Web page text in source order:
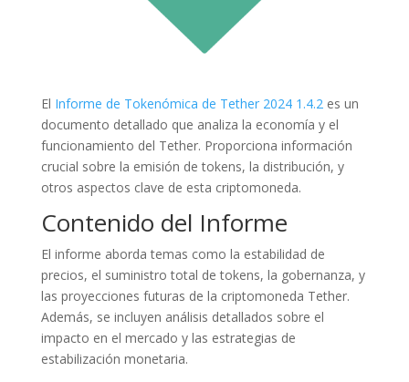
El Informe de Tokenómica de Tether 2024 1.4.2 es un
documento detallado que analiza la economía y el
funcionamiento del Tether. Proporciona información
crucial sobre la emisión de tokens, la distribución, y
otros aspectos clave de esta criptomoneda.
Contenido del Informe
El informe aborda temas como la estabilidad de
precios, el suministro total de tokens, la gobernanza, y
las proyecciones futuras de la criptomoneda Tether.
Además, se incluyen análisis detallados sobre el
impacto en el mercado y las estrategias de
estabilización monetaria.